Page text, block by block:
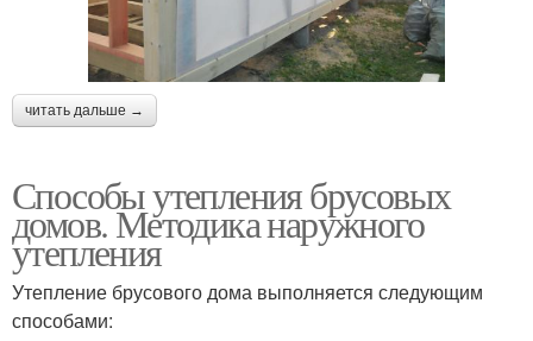
читать дальше →
Способы утепления брусовых
домов. Методика наружного
утепления
Утепление брусового дома выполняется следующим
способами: